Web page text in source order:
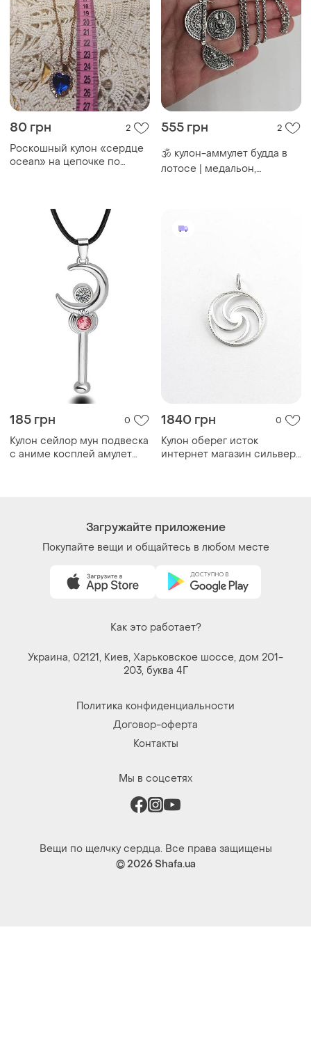
80 грн 2
Роскошный кулон «сердце
ocean» на цепочке по
555 грн 2
🕉️ кулон-аммулет будда в
лотосе | медальон,
185 грн 0
Кулон сейлор мун подвеска
с аниме косплей амулет
1840 грн 0
Кулон оберег исток
интернет магазин сильвер
Загружайте приложение
Покупайте вещи и общайтесь в любом месте
Как это работает?
Украина, 02121, Киев, Харьковское шоссе, дом 201-
203, буква 4Г
Политика конфиденциальности
Договор-оферта
Контакты
Мы в соцсетях
Вещи по щелчку сердца. Все права защищены
© 2026Shafa.ua